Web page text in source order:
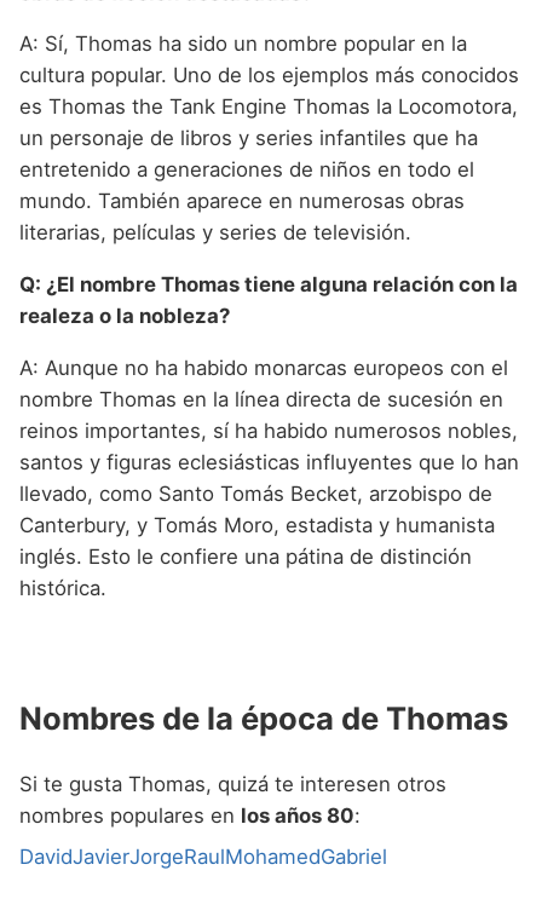
A: Sí, Thomas ha sido un nombre popular en la
cultura popular. Uno de los ejemplos más conocidos
es Thomas the Tank Engine Thomas la Locomotora,
un personaje de libros y series infantiles que ha
entretenido a generaciones de niños en todo el
mundo. También aparece en numerosas obras
literarias, películas y series de televisión.
Q: ¿El nombre Thomas tiene alguna relación con la
realeza o la nobleza?
A: Aunque no ha habido monarcas europeos con el
nombre Thomas en la línea directa de sucesión en
reinos importantes, sí ha habido numerosos nobles,
santos y figuras eclesiásticas influyentes que lo han
llevado, como Santo Tomás Becket, arzobispo de
Canterbury, y Tomás Moro, estadista y humanista
inglés. Esto le confiere una pátina de distinción
histórica.
Nombres de la época de Thomas
Si te gusta Thomas, quizá te interesen otros
nombres populares en los años 80:
DavidJavierJorgeRaulMohamedGabriel